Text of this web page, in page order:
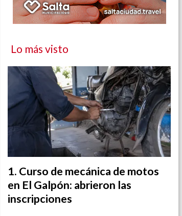
Lo más visto
Curso de mecánica de motos
en El Galpón: abrieron las
inscripciones